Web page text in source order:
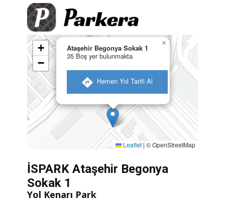
Ataşehir Begonya Sokak 1
35 Boş yer bulunmakta
​ Hemen Yol Tarifi Al
×
+
−
Leaflet | © OpenStreetMap
İSPARK Ataşehir Begonya
Sokak 1
Yol Kenarı Park